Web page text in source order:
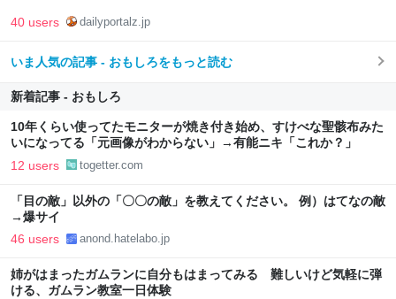
40 users dailyportalz.jp
いま人気の記事 - おもしろをもっと読む
新着記事 - おもしろ
10年くらい使ってたモニターが焼き付き始め、すけべな聖骸布みた
いになってる「元画像がわからない」→有能ニキ「これか？」
12 users togetter.com
「目の敵」以外の「〇〇の敵」を教えてください。 例）はてなの敵
→爆サイ
46 users anond.hatelabo.jp
姉がはまったガムランに自分もはまってみる 難しいけど気軽に弾
ける、ガムラン教室一日体験